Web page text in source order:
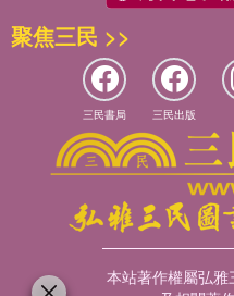
聚焦三民 >>
三民書局 三民出版
本站著作權屬弘雅